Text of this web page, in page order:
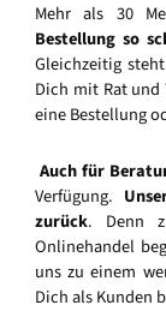
Mehr als 30
Bestellung so
Gleichzeitig
Dich mit Rat und
eine Bestellung
Auch für
Verfügung.
zurück. Denn
Onlinehandel
uns zu einem
Dich als Kunden